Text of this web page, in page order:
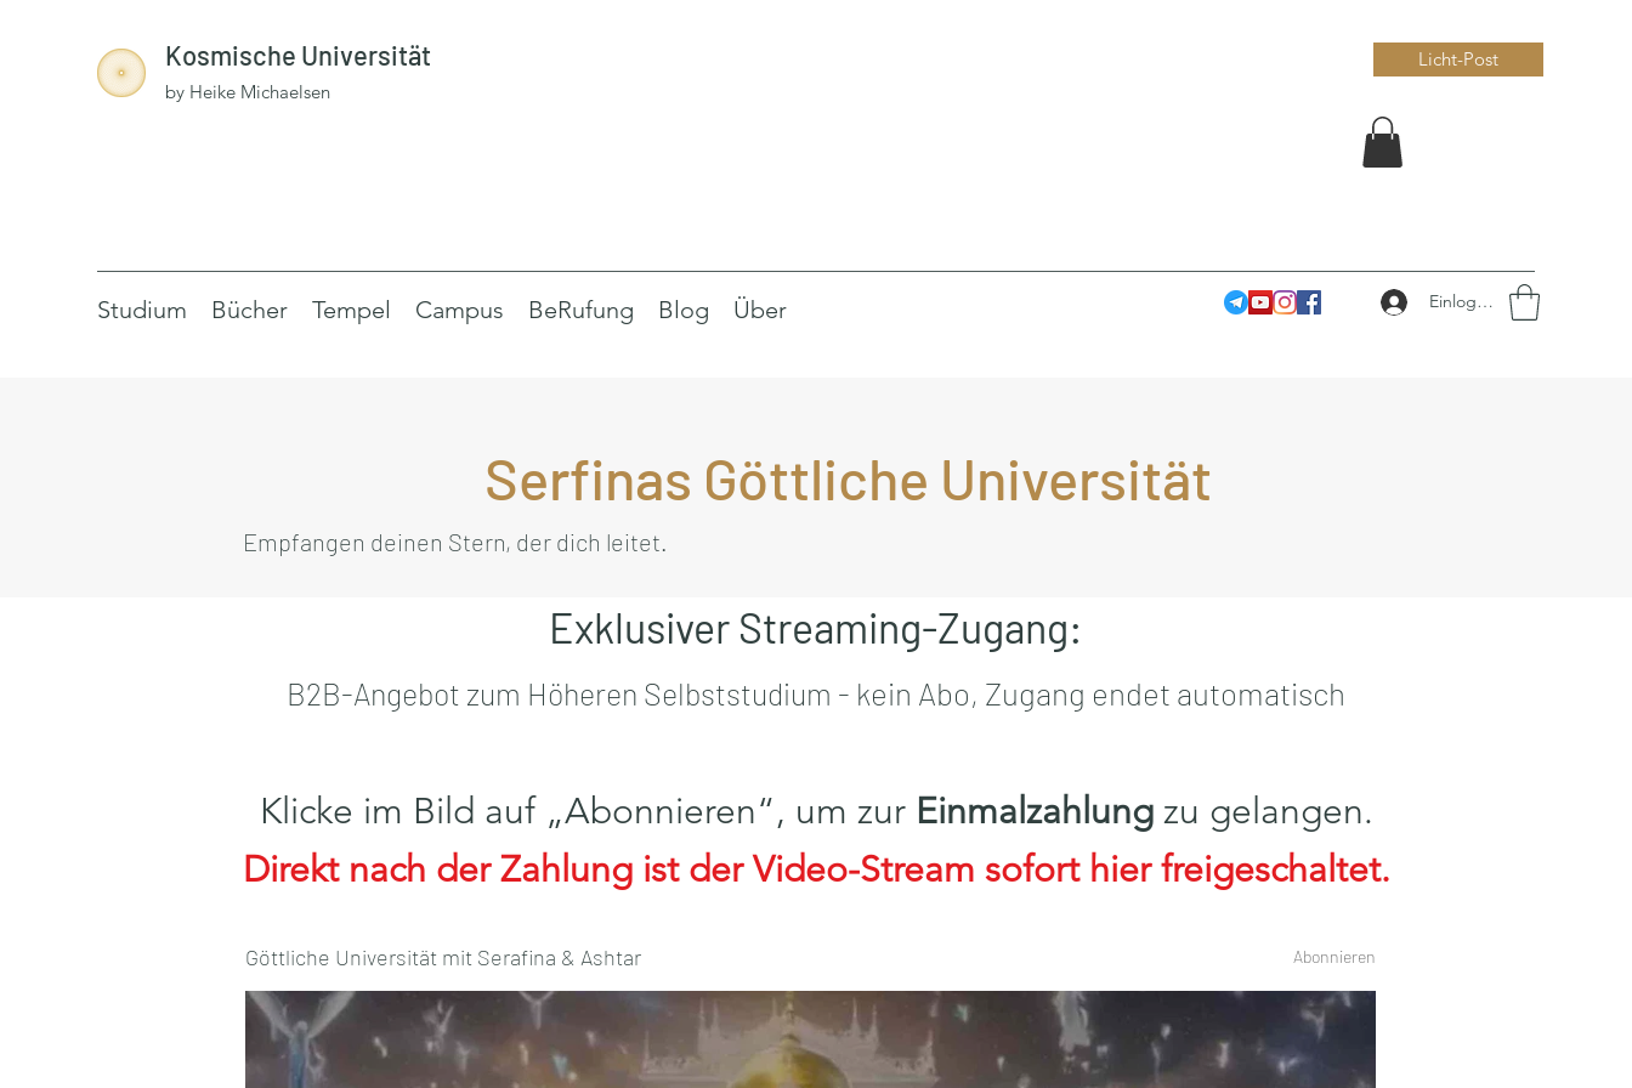
Kosmische Universität
by Heike Michaelsen
Licht-Post
Studium Bücher Tempel Campus BeRufung Blog Über Einloggen
Serfinas Göttliche Universität
Empfangen deinen Stern, der dich leitet.
Exklusiver Streaming-Zugang:
B2B-Angebot zum Höheren Selbststudium - kein Abo, Zugang endet automatisch
Klicke im Bild auf „Abonnieren“, um zur Einmalzahlungzu gelangen.
Direkt nach der Zahlung ist der Video-Stream sofort hier freigeschaltet.
Göttliche Universität mit Serafina & Ashtar Abonnieren